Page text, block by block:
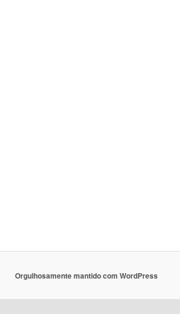
Orgulhosamente mantido com WordPress